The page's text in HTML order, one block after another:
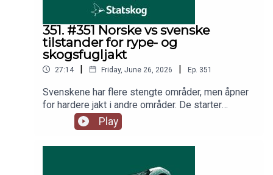
351. #351 Norske vs svenske
tilstander for rype- og
skogsfugljakt
27:14 | Friday, June 26, 2026 | Ep. 351
Svenskene har flere stengte områder, men åpner
for hardere jakt i andre områder. De starter
tidligere og slutter senere. Hva skiller rype- og
skogsfuglforvaltning og jakt, og kan man si
hvilken modell som er best? I studio; rypedoktor
Farstad og programleder Trond Gunnar
Play